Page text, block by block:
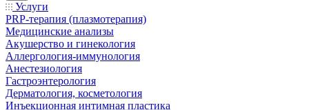
Услуги
PRP-терапия (плазмотерапия)
Медицинские анализы
Акушерство и гинекология
Аллергология-иммунология
Анестезиология
Гастроэнтерология
Дерматология, косметология
Инъекционная интимная пластика